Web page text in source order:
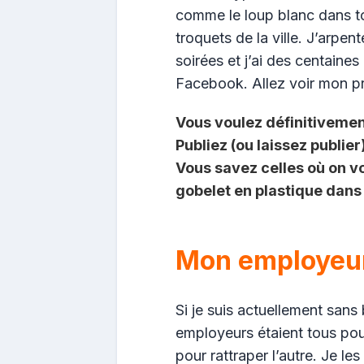
comme le loup blanc dans
troquets de la ville.
soirées et j’ai des centaines
Facebook. Allez voir mon
Vous voulez
Publiez (ou laissez
Vous savez celles où on
gobelet en plastique
Mon
Si je suis actuellement
employeurs étaient tous
pour rattraper l’autre. Je